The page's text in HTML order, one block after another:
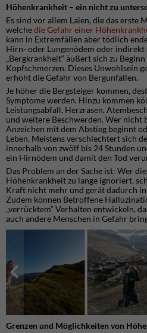
Höhenkrankheit – ein nicht zu
Es sind vor allem Laien, die das erste
welchedie Gefahr einer
kann in Extremfällen aber tödlich
Hirn- oder Lungenödem oder
„Bergkrankheit“ äußert sich zu
Kopfschmerzen. Dieses Unwohlsein
erhöht die Gefahr von Bergunfällen.
Je höher die Bergsteiger kommen,
Symptome werden. Hinzu kommen
Leistungsabfall, Herzrasen,
und weitere Beschwerden. Wer nicht
Anzeichen mit dem Abstieg beginnt
Leben. Meistens verschlechtert sich
innerhalb von zwölf bis 24 Stunden
ein Hirnödem und damit den Tod
Das Problem an der Sache ist: Wer
Höhenkrankheit zu lange ignoriert,
Kraft nicht mehr und gerät dadurch
Zudem können Betroffene
„verrücktem“ Verhalten entwickeln,
auch andere Menschen in Gefahr
Grenzen und Möglichkeiten von